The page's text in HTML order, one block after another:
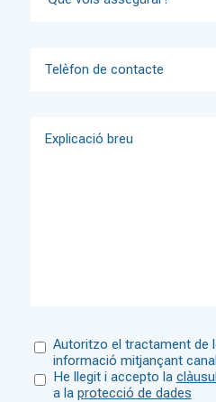
Autoritzo el tractament de
informació mitjançant
He llegit i accepto la
a la protecció de dades